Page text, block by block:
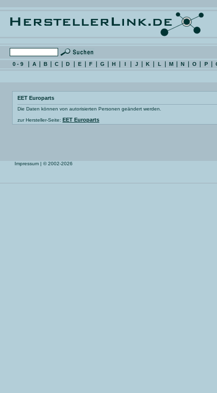
0 - 9 A B C D E F G H I J K L M N O P
EET Europarts
Die Daten können von autorisierten Personen geändert werden.
zur Hersteller-Seite: EET Europarts
Impressum | © 2002-2026